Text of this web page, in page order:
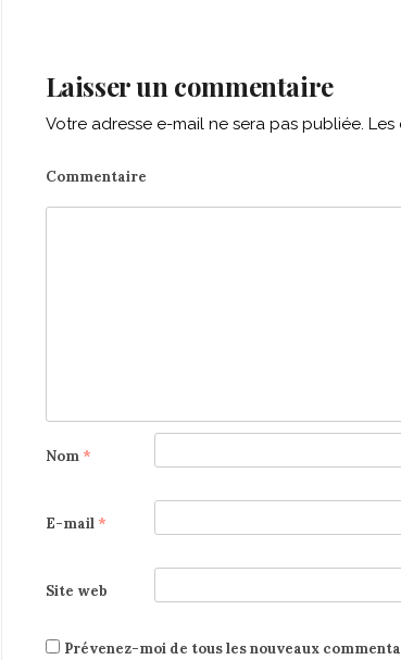
Laisser un commentaire
Votre adresse e-mail ne sera pas publiée. Les
Commentaire
Nom *
E-mail *
Site web
Prévenez-moi de tous les nouveaux